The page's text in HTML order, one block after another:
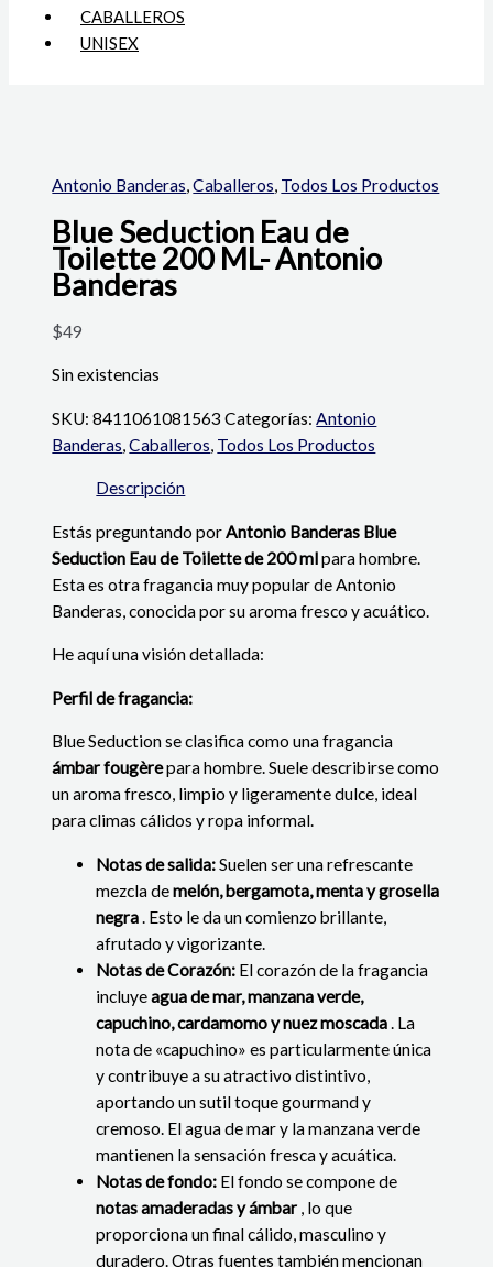
CABALLEROS
UNISEX
Antonio Banderas,Caballeros, Todos Los Productos
Blue Seduction Eau de
Toilette 200 ML- Antonio
Banderas
$49
Sin existencias
SKU:8411061081563 Categorías:Antonio
Banderas,Caballeros, Todos Los Productos
Descripción
Estás preguntando porAntonio Banderas Blue
Seduction Eau de Toilette de 200 mlpara hombre.
Esta es otra fragancia muy popular de Antonio
Banderas, conocida por su aroma fresco y acuático.
He aquí una visión detallada:
Perfil de fragancia:
Blue Seduction se clasifica como una fragancia
ámbar fougèrepara hombre. Suele describirse como
un aroma fresco, limpio y ligeramente dulce, ideal
para climas cálidos y ropa informal.
Notas de salida:Suelen ser una refrescante
mezcla demelón, bergamota, menta y grosella
negra. Esto le da un comienzo brillante,
afrutado y vigorizante.
Notas de Corazón: El corazón de la fragancia
incluyeagua de mar, manzana verde,
capuchino, cardamomo y nuez moscada. La
nota de «capuchino» es particularmente única
y contribuye a su atractivo distintivo,
aportando un sutil toque gourmand y
cremoso. El agua de mar y la manzana verde
mantienen la sensación fresca y acuática.
Notas de fondo: El fondo se compone de
notas amaderadas y ámbar , lo que
proporciona un final cálido, masculino y
duradero. Otras fuentes también mencionan